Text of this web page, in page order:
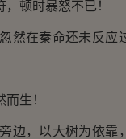
顿时暴怒不已！
在秦命还未反应
生！
，以大树为依靠